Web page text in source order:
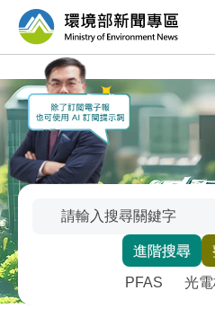
前往中央內容區塊
環境部新聞
搜尋關鍵字
進階搜尋
輸入關鍵字後點擊搜尋
熱門關鍵字維護PFAS 光電